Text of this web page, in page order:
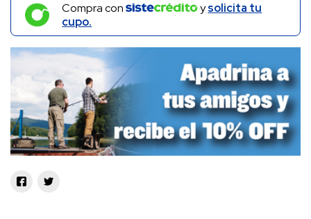
Compra con ysolicita tu
cupo.